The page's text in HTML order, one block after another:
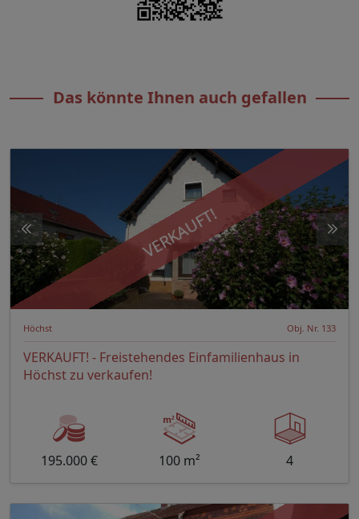
Das könnte Ihnen auch gefallen
VERKAUFT!
Höchst Obj. Nr. 133
VERKAUFT! - Freistehendes Einfamilienhaus in
Höchst zu verkaufen!
195.000 € 100 m² 4